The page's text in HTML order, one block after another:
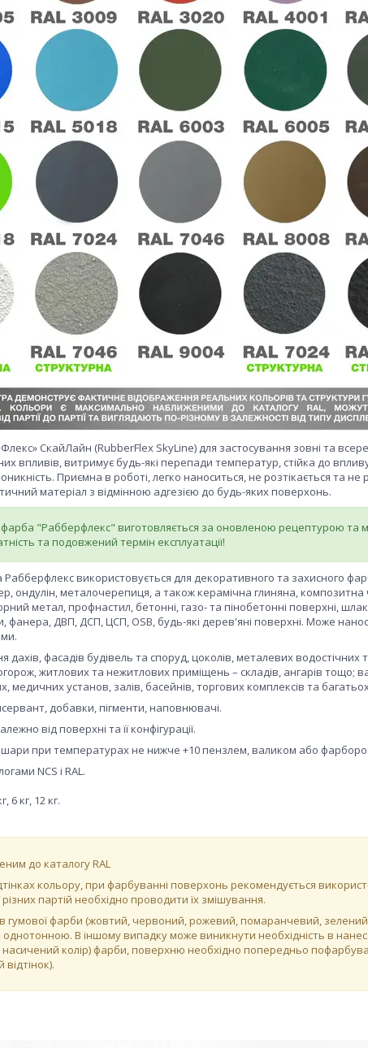
СкайЛайн (RubberFlex SkyLine) для застосування зовні та
впливів, витримує будь-які перепади температур, стійка до
Приємна в роботі, легко наноситься, не розтікається та
матеріал з відмінною адгезією до будь-яких поверхонь.
"Рабберфлекс" виготовляється за оновленою рецептурою та
та подовжений термін експлуатації!
використовується для декоративного та захисного
ондулін, металочерепиця, а також керамічна глиняна,
метал, профнастил, бетонні, газо- та пінобетонні поверхні,
фанера, ДВП, ДСП, ЦСП, OSB, будь-які дерев'яні поверхні. Може
фасадів будівель та споруд, цоколів, металевих водостічних
житлових та нежитлових приміщень – складів, ангарів тощо;
медичних установ, залів, басейнів, торгових комплексів та
добавки, пігменти, наповнювачі.
від поверхні та її конфігурації.
шари при температурах не нижче +10 пензлем, валиком або
NCS і RAL.
6 кг, 12 кг.
до каталогу RAL
кольору, при фарбуванні поверхонь рекомендується
партій необхідно проводити їх змішування.
гумової фарби (жовтий, червоний, рожевий, помаранчевий,
В іншому випадку може виникнути необхідність в
колір) фарби, поверхню необхідно попередньо